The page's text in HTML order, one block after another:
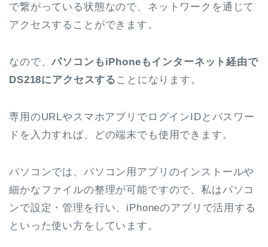
で繋がっている状態なので、ネットワークを通じて
アクセスすることができます。
なので、パソコンもiPhoneもインターネット経由で
DS218にアクセスする ことになります。
専用のURLやスマホアプリでログインIDとパスワー
ドを入力すれば、どの端末でも使用できます。
パソコンでは、パソコン用アプリのインストールや
細かなファイルの整理が可能ですので、私はパソコ
ンで設定・管理を行い、iPhoneのアプリで活用する
といった使い方をしています。